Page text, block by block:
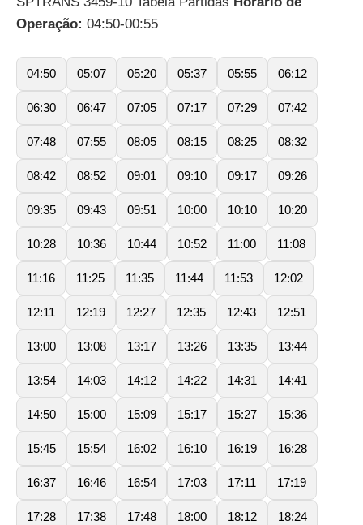
Operação: 04:50-00:55
04:50 05:07 05:20 05:37 05:55 06:12
06:30 06:47 07:05 07:17 07:29 07:42
07:48 07:55 08:05 08:15 08:25 08:32
08:42 08:52 09:01 09:10 09:17 09:26
09:35 09:43 09:51 10:00 10:10 10:20
10:28 10:36 10:44 10:52 11:00 11:08
11:16 11:25 11:35 11:44 11:53 12:02
12:11 12:19 12:27 12:35 12:43 12:51
13:00 13:08 13:17 13:26 13:35 13:44
13:54 14:03 14:12 14:22 14:31 14:41
14:50 15:00 15:09 15:17 15:27 15:36
15:45 15:54 16:02 16:10 16:19 16:28
16:37 16:46 16:54 17:03 17:11 17:19
17:28 17:38 17:48 18:00 18:12 18:24